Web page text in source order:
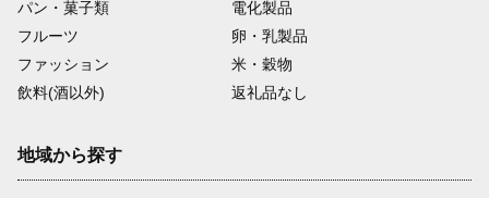
パン・菓子類
電化製品
フルーツ
卵・乳製品
ファッション
米・穀物
飲料(酒以外)
返礼品なし
地域から探す